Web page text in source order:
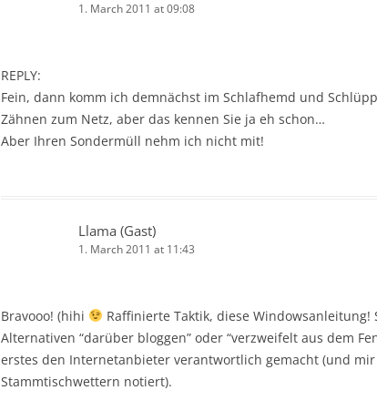
1. March 2011 at 09:08
REPLY:
Fein, dann komm ich demnächst im Schlafhemd und
Zähnen zum Netz, aber das kennen Sie ja eh schon…
Aber Ihren Sondermüll nehm ich nicht mit!
Llama (Gast)
1. March 2011 at 11:43
Bravooo! (hihi
Raffinierte Taktik, diese Windowsanleitung!
Alternativen “darüber bloggen” oder “verzweifelt aus dem
erstes den Internetanbieter verantwortlich gemacht (und
Stammtischwettern notiert).